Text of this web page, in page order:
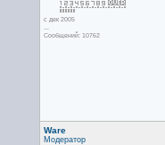
с дек 2005
...
Сообщений: 10762
Ware
Модератор